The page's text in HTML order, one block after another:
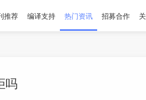
推荐 编译支持 热门资讯 招募合作
吗